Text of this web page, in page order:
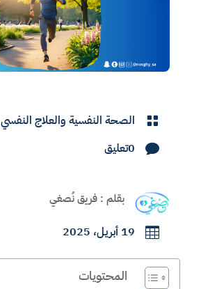
 الصحة النفسية والعلاج النفسي
 0تعليق
بقلم : فريق نُصغي
 19 أبريل، 2025
المحتويات